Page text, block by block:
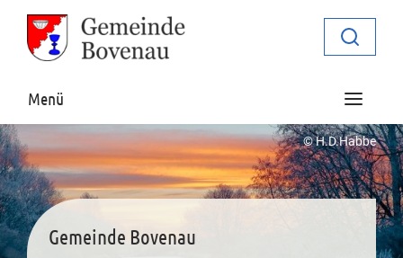
Zur Navigation springen
Zum Inhalt springen
Menü
Gemeinde Bovenau
Gemeinde Bovenau
© H.D.Habbe
Gemeinde Bovenau
Gemeinde Bovenau
Gemeinde Bovenau
Gemeinde Bovenau